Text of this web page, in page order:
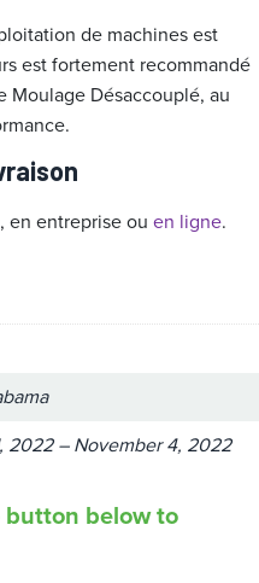
de machines est
est fortement recommandé
Moulage Désaccouplé, au
en entreprise ou en ligne.
2022 – November 4, 2022
below to